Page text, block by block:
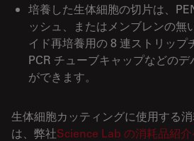
培養した生体細胞の切片は、
ッシュ、またはメンブレンの無
イド再培養用の 8 連ストリップ
PCR チューブキャップなどの
ができます。
生体細胞カッティングに使用する
は、弊社Science Lab の消耗品紹